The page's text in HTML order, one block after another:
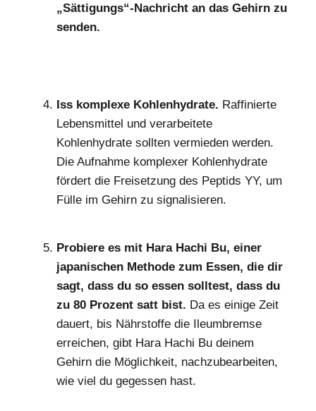
„Sättigungs“-Nachricht an das Gehirn zu
senden.
Iss komplexe Kohlenhydrate. Raffinierte
Lebensmittel und verarbeitete
Kohlenhydrate sollten vermieden werden.
Die Aufnahme komplexer Kohlenhydrate
fördert die Freisetzung des Peptids YY, um
Fülle im Gehirn zu signalisieren.
Probiere es mit Hara Hachi Bu, einer
japanischen Methode zum Essen, die dir
sagt, dass du so essen solltest, dass du
zu 80 Prozent satt bist. Da es einige Zeit
dauert, bis Nährstoffe die Ileumbremse
erreichen, gibt Hara Hachi Bu deinem
Gehirn die Möglichkeit, nachzubearbeiten,
wie viel du gegessen hast.